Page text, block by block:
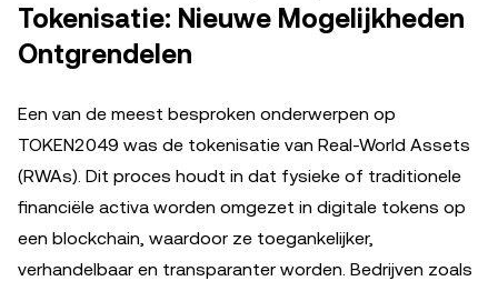
Tokenisatie: Nieuwe Mogelijkheden
Ontgrendelen
Een van de meest besproken onderwerpen op
TOKEN2049 was de tokenisatie van Real-World Assets
(RWAs). Dit proces houdt in dat fysieke of traditionele
financiële activa worden omgezet in digitale tokens op
een blockchain, waardoor ze toegankelijker,
verhandelbaar en transparanter worden. Bedrijven zoals